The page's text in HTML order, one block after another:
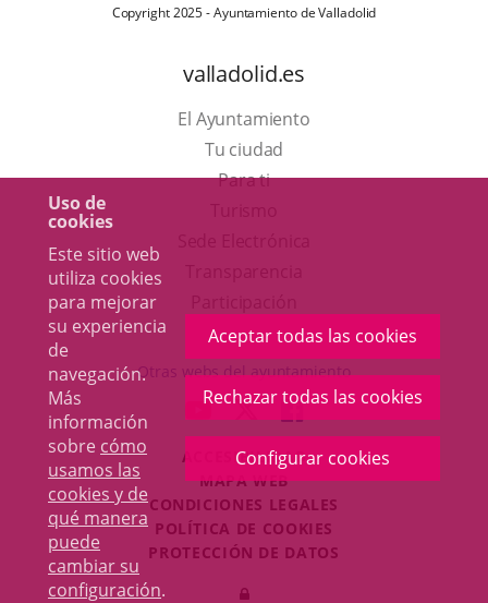
Uso de
cookies
Este sitio web
utiliza cookies
para mejorar
su experiencia
de
navegación.
Más
información
sobre cómo
usamos las
cookies y de
qué manera
puede
cambiar su
configuración.
Aceptar todas las cookies
Rechazar todas las cookies
Configurar cookies
Copyright 2025 - Ayuntamiento de Valladolid
valladolid.es
El Ayuntamiento
Tu ciudad
Para ti
en
una
ventana
nueva.
aplicación
externa.
Otras webs del ayuntamiento
ENLACE
A
UNA
APLICACIÓN
EXTERNA.
ENLACE
A
UNA
APLICACIÓN
EXTERNA.
ENLACE
A
UNA
EXTERNA.
ACCESIBILIDAD
MAPA WEB
CONDICIONES LEGALES
POLÍTICA DE COOKIES
PROTECCIÓN DE DATOS
Iniciar